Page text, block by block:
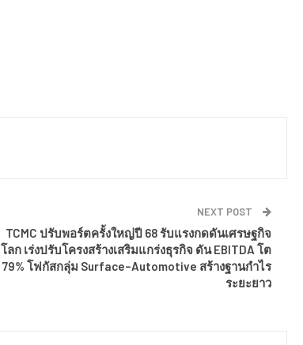
NEXT POST
TCMC ปรับพอร์ตครั้งใหญ่ปี 68 รับแรงกดดันเศรษฐกิจ
โลก เร่งปรับโครงสร้างเสริมแกร่งธุรกิจ ดัน EBITDA โต
79% โฟกัสกลุ่ม Surface–Automotive สร้างฐานกำไร
ระยะยาว